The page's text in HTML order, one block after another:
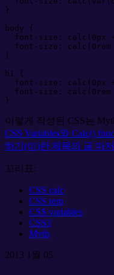
}
body
{
font-size : calc ( 0px
font-size : calc ( 0 rem
}
h1
{
font-size : calc ( 0px
font-size : calc ( 0 rem
}
이렇게 작성된 CSS는
CSS Variables와 Calc()
하기(이)란 제목의 글 마
꼬리표:
CSS calc
CSS rem
CSS variables
CSS3
Myth
2013 1월 05